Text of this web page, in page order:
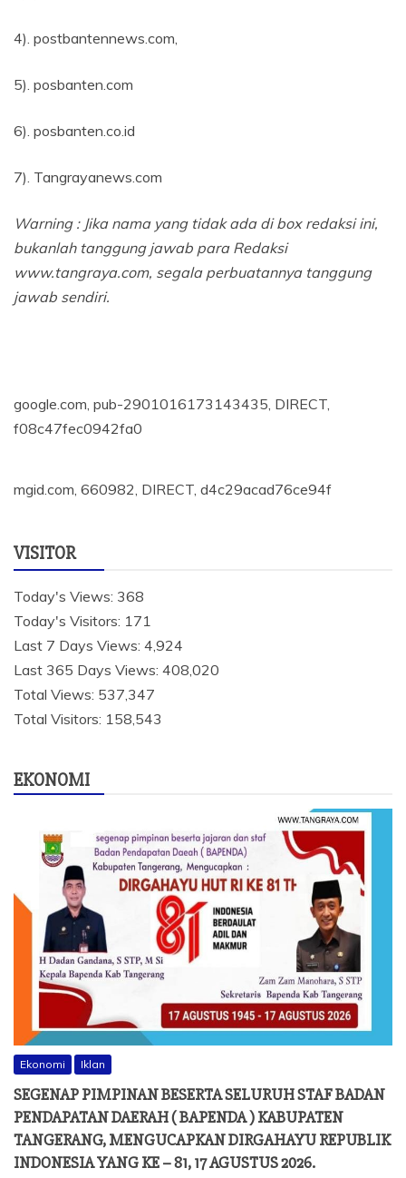
4). postbantennews.com,
5). posbanten.com
6). posbanten.co.id
7). Tangrayanews.com
Warning : Jika nama yang tidak ada di box redaksi ini,
bukanlah tanggung jawab para Redaksi
www.tangraya.com, segala perbuatannya tanggung
jawab sendiri.
google.com, pub-2901016173143435, DIRECT,
f08c47fec0942fa0
mgid.com, 660982, DIRECT, d4c29acad76ce94f
VISITOR
Today's Views: 368
Today's Visitors: 171
Last 7 Days Views: 4,924
Last 365 Days Views: 408,020
Total Views: 537,347
Total Visitors: 158,543
EKONOMI
Ekonomi Iklan
SEGENAP PIMPINAN BESERTA SELURUH STAF BADAN
PENDAPATAN DAERAH ( BAPENDA ) KABUPATEN
TANGERANG, MENGUCAPKAN DIRGAHAYU REPUBLIK
INDONESIA YANG KE – 81, 17 AGUSTUS 2026.